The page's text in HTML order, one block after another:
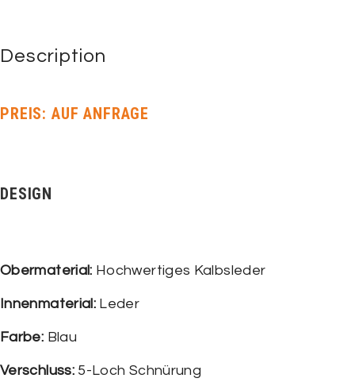
Description
PREIS: AUF ANFRAGE
DESIGN
Obermaterial: Hochwertiges Kalbsleder
Innenmaterial: Leder
Farbe: Blau
Verschluss: 5-Loch Schnürung